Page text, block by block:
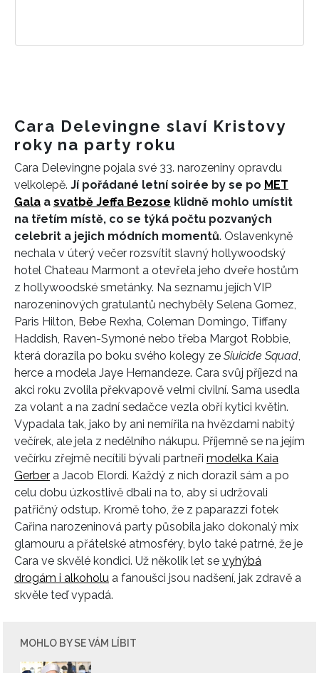
Cara Delevingne slaví Kristovy
roky na party roku
Cara Delevingne pojala své 33. narozeniny opravdu
velkolepě. Jí pořádané letní soirée by se po MET
Gala a svatbě Jeffa Bezose klidně mohlo umístit
na třetím místě, co se týká počtu pozvaných
celebrit a jejich módních momentů. Oslavenkyně
nechala v úterý večer rozsvítit slavný hollywoodský
hotel Chateau Marmont a otevřela jeho dveře hostům
z hollywoodské smetánky. Na seznamu jejích VIP
narozeninových gratulantů nechyběly Selena Gomez,
Paris Hilton, Bebe Rexha, Coleman Domingo, Tiffany
Haddish, Raven-Symoné nebo třeba Margot Robbie,
která dorazila po boku svého kolegy ze Siuicide Squad,
herce a modela Jaye Hernandeze. Cara svůj příjezd na
akci roku zvolila překvapově velmi civilní. Sama usedla
za volant a na zadní sedačce vezla obří kytici květin.
Vypadala tak, jako by ani nemířila na hvězdami nabitý
večírek, ale jela z nedělního nákupu. Příjemně se na jejím
večírku zřejmě necítili bývalí partneři modelka Kaia
Gerber a Jacob Elordi. Každý z nich dorazil sám a po
celu dobu úzkostlivě dbali na to, aby si udržovali
patřičný odstup. Kromě toho, že z paparazzi fotek
Cařina narozeninová party působila jako dokonalý mix
glamouru a přátelské atmosféry, bylo také patrné, že je
Cara ve skvělé kondici. Už několik let se vyhýbá
drogám i alkoholu a fanoušci jsou nadšení, jak zdravě a
skvěle teď vypadá.
MOHLO BY SE VÁM LÍBIT